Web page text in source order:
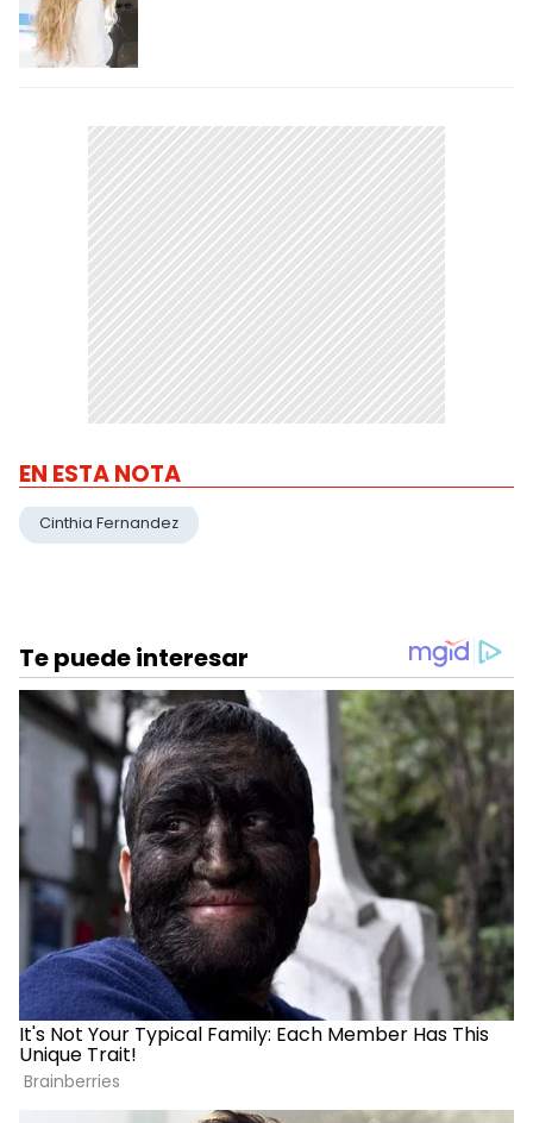
EN ESTA NOTA
Cinthia Fernandez